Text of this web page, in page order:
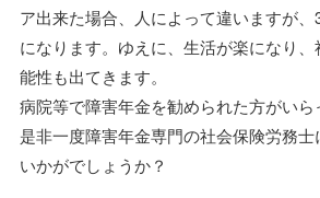
ア出来た場合、人によって違いますが、
になります。ゆえに、生活が楽になり
能性も出てきます。
病院等で障害年金を勧められた方がいら
是非一度障害年金専門の社会保険労務
いかがでしょうか？